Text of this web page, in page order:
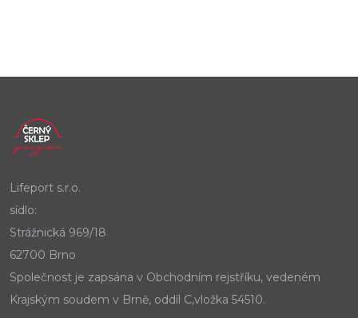
Lifeport s.r.o.
sídlo:
Strážnická 969/18
62700 Brno
Společnost je zapsána v Obchodním rejstříku, vedeném
Krajským soudem v Brně, oddíl C,vložka 54510.